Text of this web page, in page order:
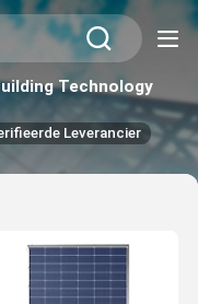
Technology
Leverancier